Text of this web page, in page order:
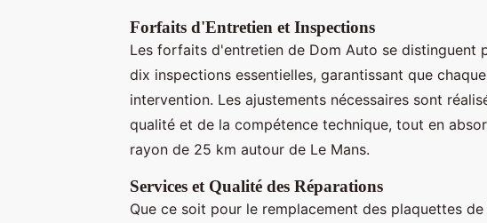
Forfaits d'Entretien et Inspections
Les forfaits d'entretien de Dom Auto se distinguent
dix inspections essentielles, garantissant que
intervention. Les ajustements nécessaires sont
qualité et de la compétence technique, tout en
rayon de 25 km autour de Le Mans.
Services et Qualité des Réparations
Que ce soit pour le remplacement des plaquettes